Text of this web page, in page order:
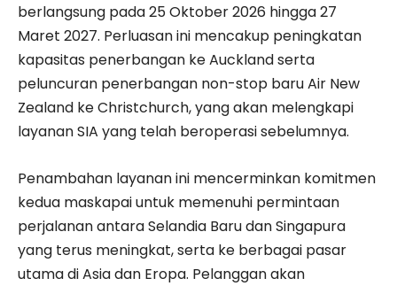
berlangsung pada 25 Oktober 2026 hingga 27
Maret 2027. Perluasan ini mencakup peningkatan
kapasitas penerbangan ke Auckland serta
peluncuran penerbangan non-stop baru Air New
Zealand ke Christchurch, yang akan melengkapi
layanan SIA yang telah beroperasi sebelumnya.
Penambahan layanan ini mencerminkan komitmen
kedua maskapai untuk memenuhi permintaan
perjalanan antara Selandia Baru dan Singapura
yang terus meningkat, serta ke berbagai pasar
utama di Asia dan Eropa. Pelanggan akan